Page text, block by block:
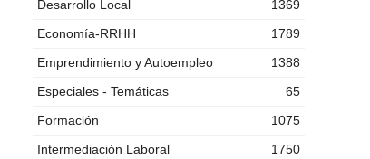
Desarrollo Local
1369
Economía-RRHH
1789
Emprendimiento y Autoempleo
1388
Especiales - Temáticas
65
Formación
1075
Intermediación Laboral
1750